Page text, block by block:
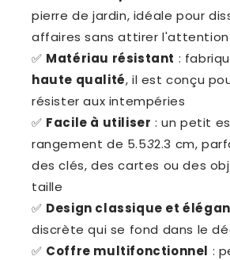
pierre de jardin, idéale pour
affaires sans attirer l'attention
✅ Matériau résistant :
haute qualité, il est conçu
résister aux intempéries
✅ Facile à utiliser : un petit
rangement de 5.532.3 cm,
des clés, des cartes ou des
taille
✅ Design classique et
discrète qui se fond dans le
✅ Coffre multifonctionnel :